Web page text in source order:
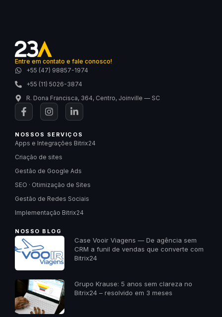
Entre em contato e fale conosco!
+55 (47) 98857-1974
+55 (11) 5026-3874
R. Dona Francisca, 364, Centro, Joinville — SC
NOSSOS SERVIÇOS
Apps e Integrações Bitrix24
Criação de sites
Gestão de Google Ads
SEO · Otimização de Sites
Gestão de Redes Sociais
Implementação Bitrix24
NOSSO BLOG
Case Vooir Viagens — De agência sem
CRM a funil de vendas que converte com
Bitrix24
Grupo Krause: 5 anos sem clareza no
Bitrix24 – resolvido em 3 meses